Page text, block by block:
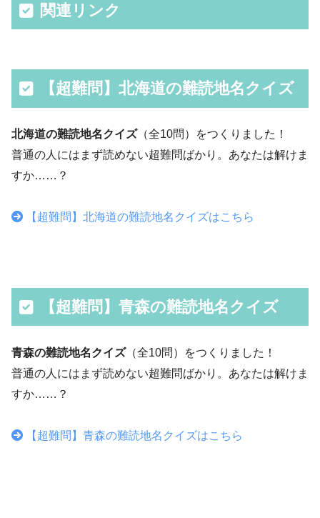
関連リンク
【超難問】北海道の難読地名クイズ
北海道の難読地名クイズ（全10問）をつくりました！
普通の人にはまず読めない超難問ばかり。あなたは解けま
すか……？
【超難問】北海道の難読地名クイズはこちら
【超難問】青森の難読地名クイズ
青森の難読地名クイズ（全10問）をつくりました！
普通の人にはまず読めない超難問ばかり。あなたは解けま
すか……？
【超難問】青森の難読地名クイズはこちら